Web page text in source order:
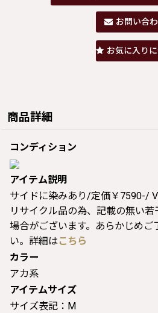
お問い合
お気に入り
商品詳細
コンディション
アイテム説明
サイドに染みあり/定価￥7590-/
リサイクル品の為、記載の無い
場合がございます。あらかじめご
い。詳細は こちら
カラー
アカ系
アイテムサイズ
サイズ表記：M